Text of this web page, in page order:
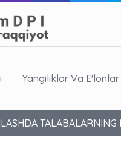
Yangiliklar Va E'lonlar